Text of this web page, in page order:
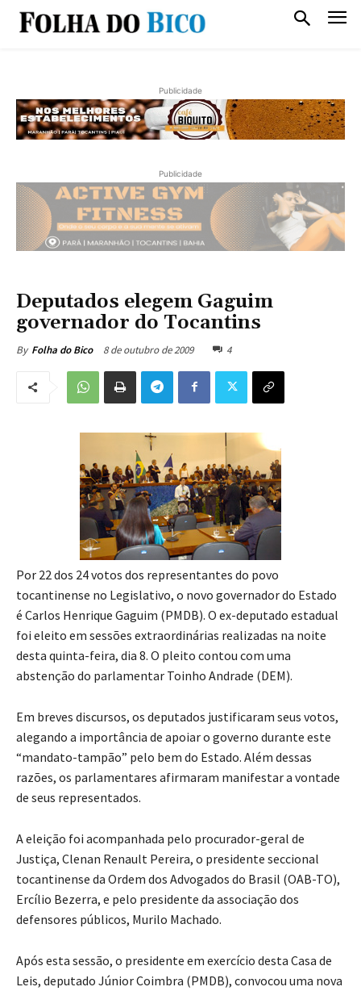
Publicidade
Publicidade
Deputados elegem Gaguim
governador do Tocantins
By Folha do Bico 8 de outubro de 2009 4
Por 22 dos 24 votos dos representantes do povo
tocantinense no Legislativo, o novo governador do Estado
é Carlos Henrique Gaguim (PMDB). O ex-deputado estadual
foi eleito em sessões extraordinárias realizadas na noite
desta quinta-feira, dia 8. O pleito contou com uma
abstenção do parlamentar Toinho Andrade (DEM).
Em breves discursos, os deputados justificaram seus votos,
alegando a importância de apoiar o governo durante este
“mandato-tampão” pelo bem do Estado. Além dessas
razões, os parlamentares afirmaram manifestar a vontade
de seus representados.
A eleição foi acompanhada pelo procurador-geral de
Justiça, Clenan Renault Pereira, o presidente seccional
tocantinense da Ordem dos Advogados do Brasil (OAB-TO),
Ercílio Bezerra, e pelo presidente da associação dos
defensores públicos, Murilo Machado.
Após esta sessão, o presidente em exercício desta Casa de
Leis, deputado Júnior Coimbra (PMDB), convocou uma nova